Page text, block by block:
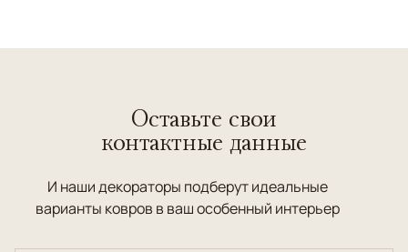
Оставьте свои
контактные данные
И наши декораторы подберут идеальные
варианты ковров в ваш особенный интерьер